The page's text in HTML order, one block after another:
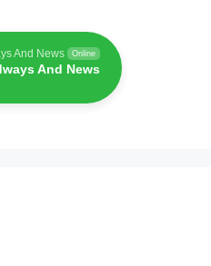
And News Online
And News